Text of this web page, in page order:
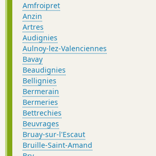
Amfroipret
Anzin
Artres
Audignies
Aulnoy-lez-Valenciennes
Bavay
Beaudignies
Bellignies
Bermerain
Bermeries
Bettrechies
Beuvrages
Bruay-sur-l'Escaut
Bruille-Saint-Amand